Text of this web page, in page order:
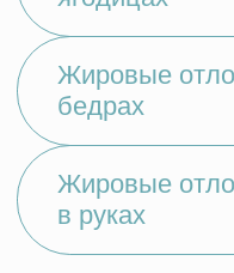
ОТЗЫВЫ
КЛИЕНТОВ